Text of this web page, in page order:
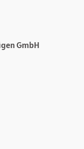
GmbH